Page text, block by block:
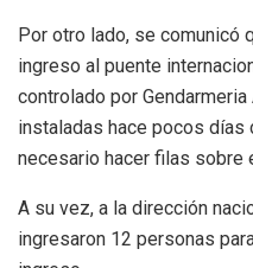
Por otro lado, se comunicó
ingreso al puente
controlado por
instaladas hace pocos días
necesario hacer filas sobre
A su vez, a la dirección
ingresaron 12 personas